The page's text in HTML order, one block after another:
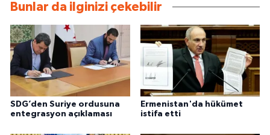
Bunlar da ilginizi çekebilir
SDG’den Suriye ordusuna
entegrasyon açıklaması
Ermenistan'da hükümet
istifa etti